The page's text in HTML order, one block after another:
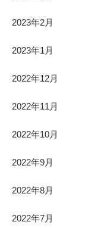
2023年2月
2023年1月
2022年12月
2022年11月
2022年10月
2022年9月
2022年8月
2022年7月